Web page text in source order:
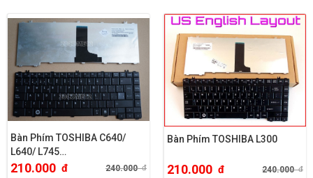
Bàn Phím TOSHIBA C640/
L640/ L745…
210.000 đ 240.000đ
Bàn Phím TOSHIBA L300
210.000 đ 240.000đ